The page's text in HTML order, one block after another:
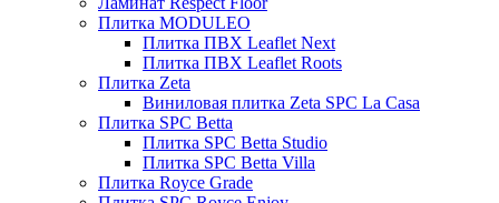
Плитка MODULEO
Плитка ПВХ Leaflet Next
Плитка ПВХ Leaflet Roots
Плитка Zeta
Виниловая плитка Zeta SPC La Casa
Плитка SPC Betta
Плитка SPC Betta Studio
Плитка SPC Betta Villa
Плитка Royce Grade